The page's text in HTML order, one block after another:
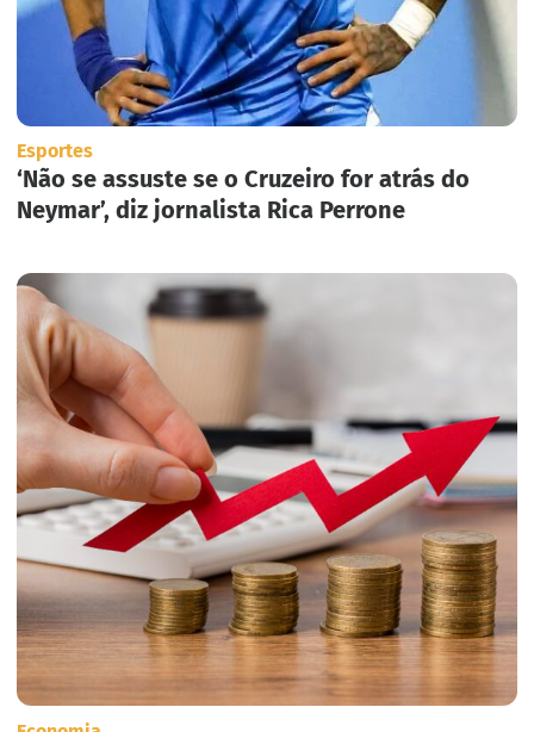
Esportes
‘Não se assuste se o Cruzeiro for atrás do
Neymar’, diz jornalista Rica Perrone